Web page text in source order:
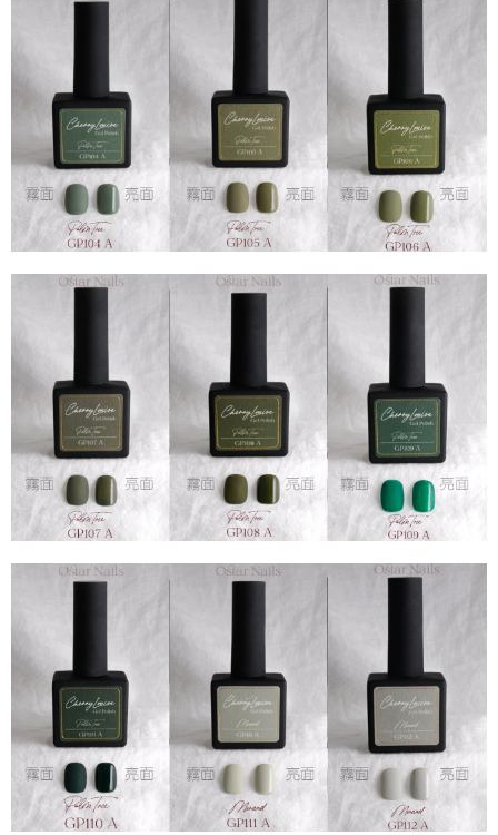
【注意事項】
１．透過由恩沛科技股份有限公司提供之「AFTEE先享後付」服務完成之交
易，需依本服務之必要範圍內提供個人資料，並將交易相關給付款項請求債
權轉讓予恩沛科技股份有限公司。
２．關於個人資料處理事宜，請瀏覽以下網址：
https://aftee.tw/terms/#terms3
３．未成年的使用者請事先徵得法定代理人或監護人之同意方可使用
「AFTEE先享後付」，若未經同意申辦者引起之損失，本公司不負相關責
任。
４．使用「AFTEE先享後付」時，將依據個別帳號之用戶狀況，依本公司即
時審查核予不同之上限額度；若仍有額度不足之情形，本公司將視審查結果
恩沛科技股份有限公司將有權停止該用戶之使用額度並採取法律行動。
宅配 (可指定時間)
每筆NT$100，滿NT$2,500(含以上)免運費
郵局郵寄
每筆NT$100，滿NT$2,500(含以上)免運費